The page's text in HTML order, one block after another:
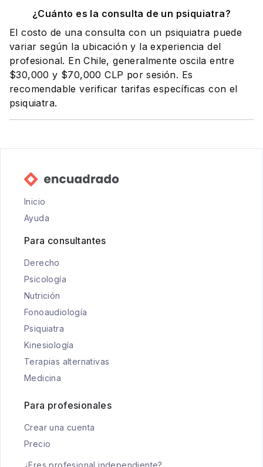
¿Cuánto es la consulta de un psiquiatra?
El costo de una consulta con un psiquiatra puede
variar según la ubicación y la experiencia del
profesional. En Chile, generalmente oscila entre
$30,000 y $70,000 CLP por sesión. Es
recomendable verificar tarifas específicas con el
psiquiatra.
Inicio
Ayuda
Para consultantes
Derecho
Psicología
Nutrición
Fonoaudiología
Psiquiatra
Kinesiología
Terapias alternativas
Medicina
Para profesionales
Crear una cuenta
Precio
¿Eres profesional independiente?